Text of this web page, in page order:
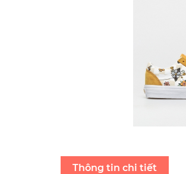
Thông tin chi tiết